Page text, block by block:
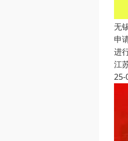
无
申
进
江
25-